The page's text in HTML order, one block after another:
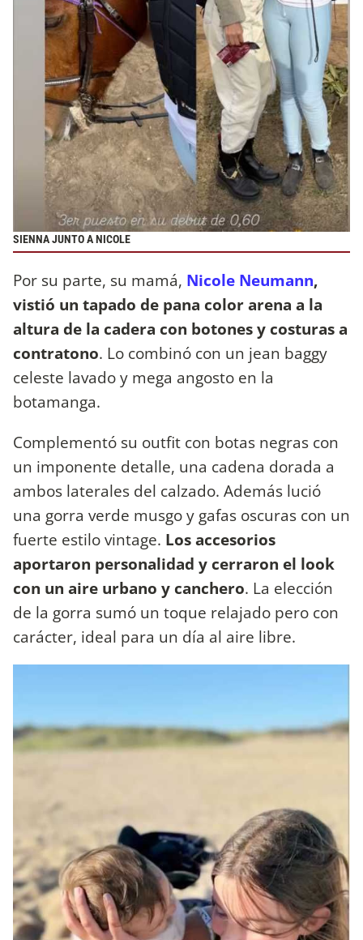
SIENNA JUNTO A NICOLE
Por su parte, su mamá, Nicole Neumann,
vistió un tapado de pana color arena a la
altura de la cadera con botones y costuras a
contratono. Lo combinó con un jean baggy
celeste lavado y mega angosto en la
botamanga.
Complementó su outfit con botas negras con
un imponente detalle, una cadena dorada a
ambos laterales del calzado. Además lució
una gorra verde musgo y gafas oscuras con un
fuerte estilo vintage. Los accesorios
aportaron personalidad y cerraron el look
con un aire urbano y canchero. La elección
de la gorra sumó un toque relajado pero con
carácter, ideal para un día al aire libre.